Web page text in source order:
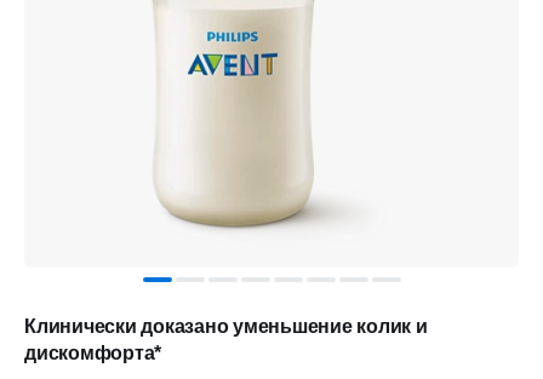
Клинически доказано уменьшение колик и
дискомфорта*